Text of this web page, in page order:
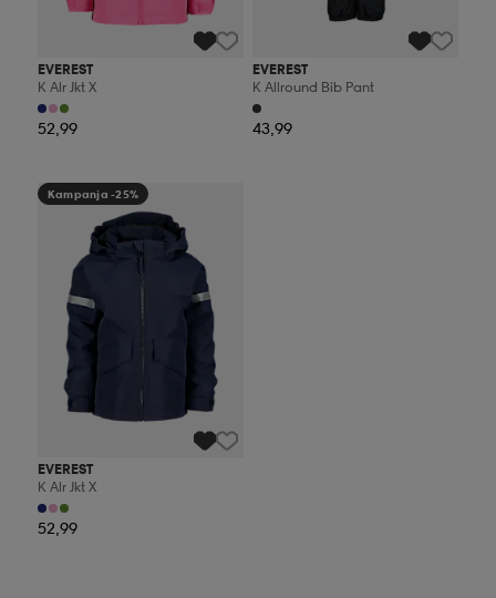
EVEREST
K Alr Jkt X
52,99
EVEREST
K Allround Bib Pant
43,99
Kampanja -25%
EVEREST
K Alr Jkt X
52,99